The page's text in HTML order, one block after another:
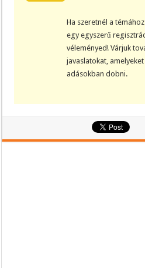
Ha szeretnél a
egy egyszerű
véleményed! Várjuk
javaslatokat,
adásokban dobni.